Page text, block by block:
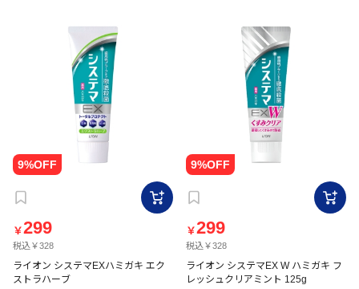
￥299
税込￥328
ライオン システマEXハミガキ エク
ストラハーブ
￥299
税込￥328
ライオン システマEX W ハミガキ フ
レッシュクリアミント 125g